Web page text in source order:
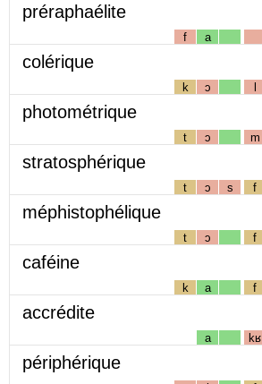
préraphaélite
f a
colérique
k ɔ l
photométrique
t ɔ m
stratosphérique
t ɔ s f
méphistophélique
t ɔ f
caféine
k a f
accrédite
a kʁ
périphérique